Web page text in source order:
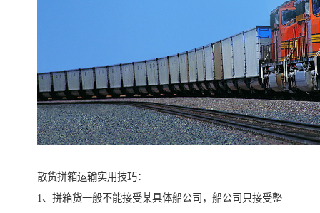
散货拼箱运输实用技巧：
1、拼箱货一般不能接受某具体船公司，船公司只接受整